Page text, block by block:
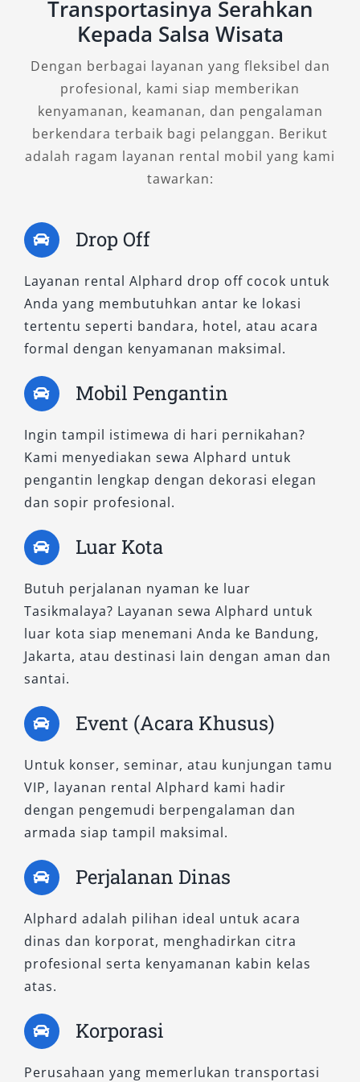
3. New Alphard 2.5 X CVT
(Premium Color)
Model ini menyuguhkan fitur mewah Alphard
dengan harga yang lebih terjangkau.
Interiornya tetap dilengkapi AC triple zone,
power sliding door, serta konfigurasi jok
nyaman untuk 7 penumpang. Menjadi favorit
keluarga besar.
4. New Alphard 2.5 G CVT (Non-
Premium Color)
Tipe ini menyeimbangkan antara performa
untuk penggunaan harian, perjalanan bisnis,
maupun antar jemput tamu penting. Anda bisa
memilih opsi lepas kunci atau dengan sopir
sesuai kebutuhan. Desain eksteriornya tetap
mewah, menjadikannya solusi rental Alphard
yang fleksibel dan profesional.
5. Alphard 2.5L X CVT
Model ini cocok untuk penyewa yang
mengutamakan fungsi. Tanpa banyak fitur
tambahan, tipe ini tetap memberikan
kenyamanan maksimal melalui kabin yang lega,
suspensi lembut, dan efisiensi bahan bakar.
Sangat direkomendasikan untuk sewa Alphard
untuk keluarga yang membutuhkan mobil
6. Alphard 2.5L G CVT
Dengan tampilan elegan dan sentuhan
premium pada interior, tipe ini merupakan
kombinasi ideal antara kemewahan dan
entertainment, sunshade otomatis, dan
captain seat nyaman. Cocok untuk rental
Alphard premium bagi keperluan pribadi,
dinas, maupun perjalanan bisnis.
7. Alphard 2.5L HEV CVT
Sebagai tipe hybrid terbaru, model ini
Transportasinya Serahkan
Kepada Salsa Wisata
Dengan berbagai layanan yang fleksibel dan
profesional, kami siap memberikan
kenyamanan, keamanan, dan pengalaman
berkendara terbaik bagi pelanggan. Berikut
adalah ragam layanan rental mobil yang kami
tawarkan:
Drop Off
Layanan rental Alphard drop off cocok untuk
Anda yang membutuhkan antar ke lokasi
tertentu seperti bandara, hotel, atau acara
formal dengan kenyamanan maksimal.
Mobil Pengantin
Ingin tampil istimewa di hari pernikahan?
Kami menyediakan sewa Alphard untuk
pengantin lengkap dengan dekorasi elegan
dan sopir profesional.
Luar Kota
Butuh perjalanan nyaman ke luar
Tasikmalaya? Layanan sewa Alphard untuk
luar kota siap menemani Anda ke Bandung,
Jakarta, atau destinasi lain dengan aman dan
santai.
Event (Acara Khusus)
Untuk konser, seminar, atau kunjungan tamu
VIP, layanan rental Alphard kami hadir
dengan pengemudi berpengalaman dan
armada siap tampil maksimal.
Perjalanan Dinas
Alphard adalah pilihan ideal untuk acara
dinas dan korporat, menghadirkan citra
profesional serta kenyamanan kabin kelas
atas.
Korporasi
Perusahaan yang memerlukan transportasi